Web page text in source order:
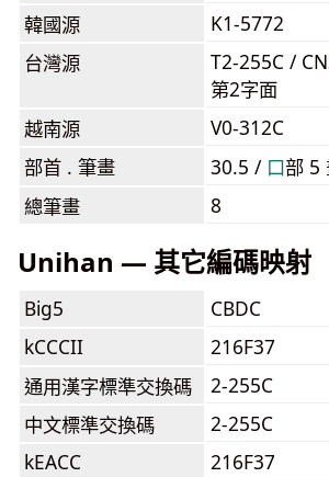
韓國源
K1-5772
台灣源
T2-255C /
第2字面
越南源
V0-312C
部首 . 筆畫
30.5 / ⼝部 5
總筆畫
8
Unihan — 其它編碼映射
Big5
CBDC
kCCCII
216F37
通用漢字標準交換碼
2-255C
中文標準交換碼
2-255C
kEACC
216F37